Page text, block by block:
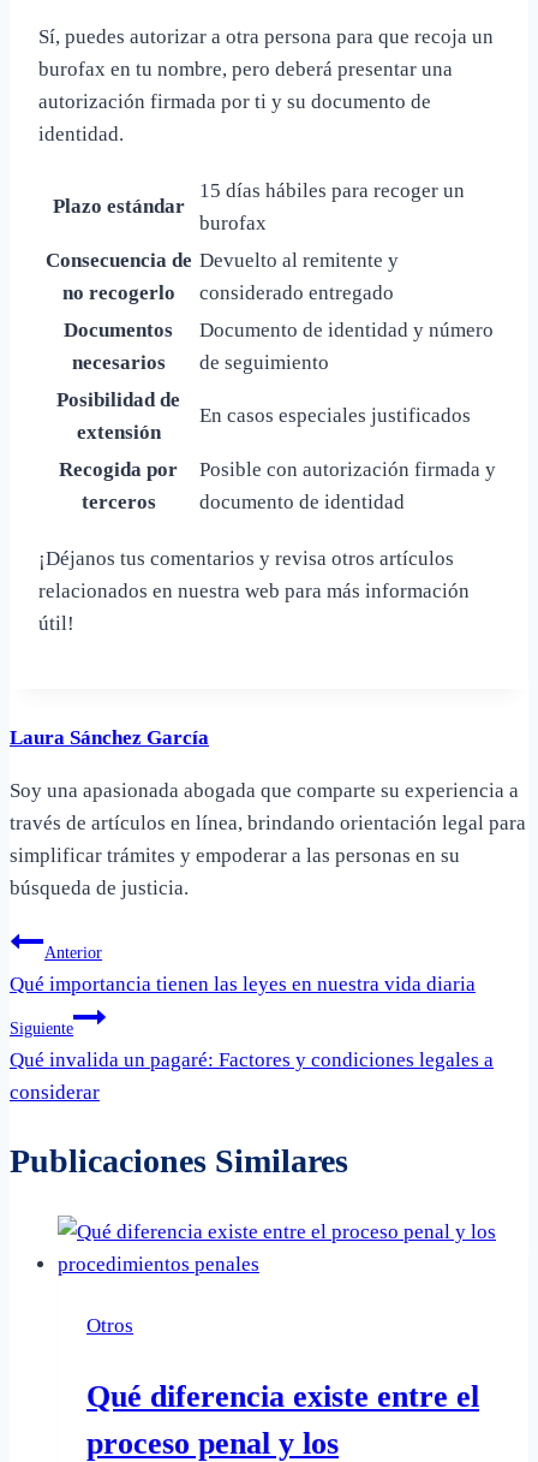
Sí, puedes autorizar a otra persona para que recoja un
burofax en tu nombre, pero deberá presentar una
autorización firmada por ti y su documento de
identidad.
Plazo estándar
15 días hábiles para recoger un
burofax
Consecuencia de
no recogerlo
Devuelto al remitente y
considerado entregado
Documentos
necesarios
Documento de identidad y número
de seguimiento
Posibilidad de
extensión
En casos especiales justificados
Recogida por
terceros
Posible con autorización firmada y
documento de identidad
¡Déjanos tus comentarios y revisa otros artículos
relacionados en nuestra web para más información
útil!
Laura Sánchez García
Soy una apasionada abogada que comparte su experiencia a
través de artículos en línea, brindando orientación legal para
simplificar trámites y empoderar a las personas en su
búsqueda de justicia.
Navegación
de
entradas
Anterior
Qué importancia tienen las leyes en nuestra vida diaria
Siguiente
Qué invalida un pagaré: Factores y condiciones legales a
considerar
Publicaciones Similares
Otros
Qué diferencia existe entre el
proceso penal y los